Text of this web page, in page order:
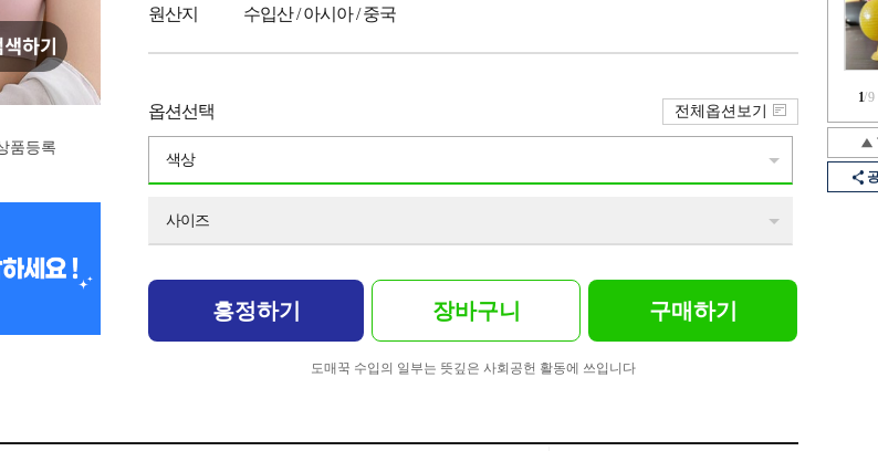
1/9
품등록
원산지 수입산 / 아시아 / 중국
옵션선택
색상
사이즈
전체옵션보기
흥정하기 장바구니 구매하기
도매꾹 수입의 일부는 뜻깊은 사회공헌 활동에 쓰입니다